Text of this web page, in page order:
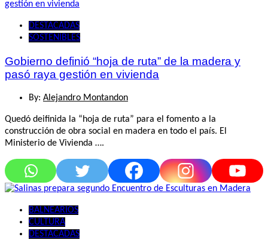
DESTACADAS
SOSTENIBLES
Gobierno definió “hoja de ruta” de la madera y
pasó raya gestión en vivienda
By: Alejandro Montandon
Quedó deifinida la “hoja de ruta” para el fomento a la
construcción de obra social en madera en todo el país. El
Ministerio de Vivienda ….
BALNEARIOS
CULTURA
DESTACADAS